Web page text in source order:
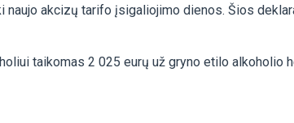
naujo akcizų tarifo įsigaliojimo dienos. Šios
taikomas 2 025 eurų už gryno etilo